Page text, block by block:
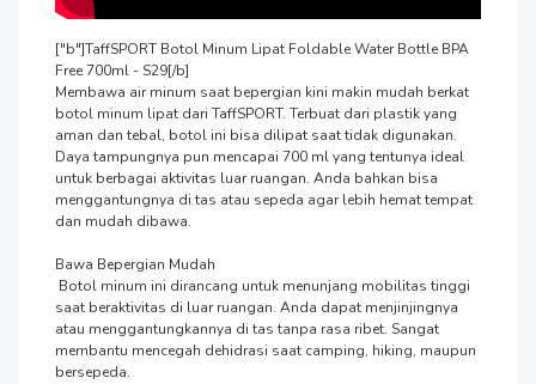
["b"]TaffSPORT Botol Minum Lipat Foldable Water Bottle BPA
Free 700ml - S29[/b]
Membawa air minum saat bepergian kini makin mudah berkat
botol minum lipat dari TaffSPORT. Terbuat dari plastik yang
aman dan tebal, botol ini bisa dilipat saat tidak digunakan.
Daya tampungnya pun mencapai 700 ml yang tentunya ideal
untuk berbagai aktivitas luar ruangan. Anda bahkan bisa
menggantungnya di tas atau sepeda agar lebih hemat tempat
dan mudah dibawa.
Bawa Bepergian Mudah
saat beraktivitas di luar ruangan. Anda dapat menjinjingnya
atau menggantungkannya di tas tanpa rasa ribet. Sangat
membantu mencegah dehidrasi saat camping, hiking, maupun
bersepeda.